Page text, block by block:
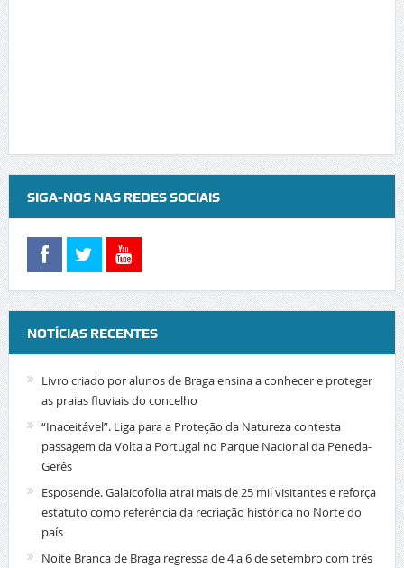
SIGA-NOS NAS REDES SOCIAIS
NOTÍCIAS RECENTES
Livro criado por alunos de Braga ensina a conhecer e proteger
as praias fluviais do concelho
“Inaceitável”. Liga para a Proteção da Natureza contesta
passagem da Volta a Portugal no Parque Nacional da Peneda-
Gerês
Esposende. Galaicofolia atrai mais de 25 mil visitantes e reforça
estatuto como referência da recriação histórica no Norte do
país
Noite Branca de Braga regressa de 4 a 6 de setembro com três